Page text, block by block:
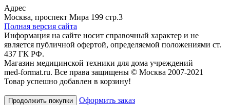
Адрес
Москва, проспект Мира 199 стр.3
Полная версия сайта
Информация на сайте носит справочный характер и не
является публичной офертой, определяемой положениями ст.
437 ГК РФ.
Магазин медицинской техники для дома учреждений
med-format.ru. Все права защищены © Москва 2007-2021
Товар успешно добавлен в корзину!
Продолжить покупки
Оформить заказ